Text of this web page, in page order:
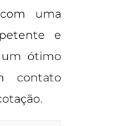
uma
e
um ótimo
contato